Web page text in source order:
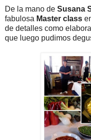
De la mano de Susana
fabulosa Master class
de detalles como
que luego pudimos